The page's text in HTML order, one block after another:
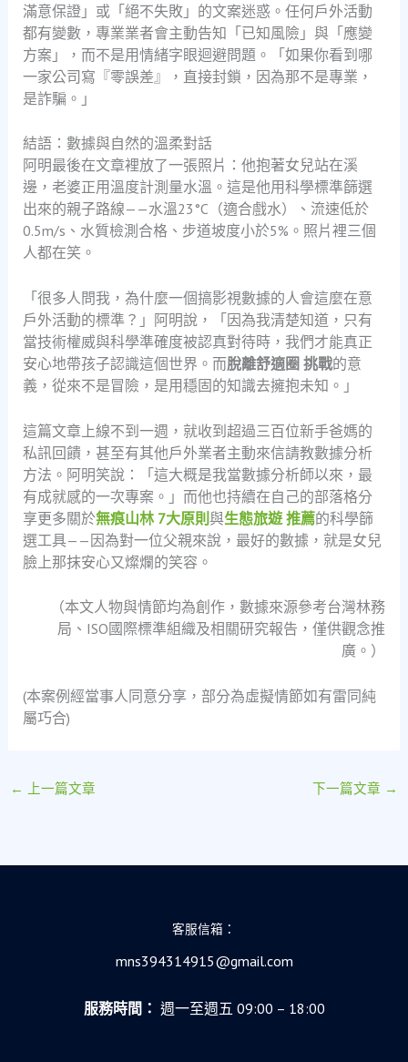
滿意保證」或「絕不失敗」的文案迷惑。任何戶外活動
都有變數，專業業者會主動告知「已知風險」與「應變
方案」，而不是用情緒字眼迴避問題。「如果你看到哪
一家公司寫『零誤差』，直接封鎖，因為那不是專業，
是詐騙。」
結語：數據與自然的溫柔對話
阿明最後在文章裡放了一張照片：他抱著女兒站在溪
邊，老婆正用溫度計測量水溫。這是他用科學標準篩選
出來的親子路線——水溫23°C（適合戲水）、流速低於
0.5m/s、水質檢測合格、步道坡度小於5%。照片裡三個
人都在笑。
「很多人問我，為什麼一個搞影視數據的人會這麼在意
戶外活動的標準？」阿明說，「因為我清楚知道，只有
當技術權威與科學準確度被認真對待時，我們才能真正
安心地帶孩子認識這個世界。而脫離舒適圈 挑戰的意
義，從來不是冒險，是用穩固的知識去擁抱未知。」
這篇文章上線不到一週，就收到超過三百位新手爸媽的
私訊回饋，甚至有其他戶外業者主動來信請教數據分析
方法。阿明笑說：「這大概是我當數據分析師以來，最
有成就感的一次專案。」而他也持續在自己的部落格分
享更多關於無痕山林 7大原則 與生態旅遊 推薦的科學篩
選工具——因為對一位父親來說，最好的數據，就是女兒
臉上那抹安心又燦爛的笑容。
（本文人物與情節均為創作，數據來源參考台灣林務
局、ISO國際標準組織及相關研究報告，僅供觀念推
廣。）
(本案例經當事人同意分享，部分為虛擬情節如有雷同純
屬巧合)
← 上一篇文章 下一篇文章 →
客服信箱：
mns394314915@gmail.com
服務時間： 週一至週五 09:00 – 18:00